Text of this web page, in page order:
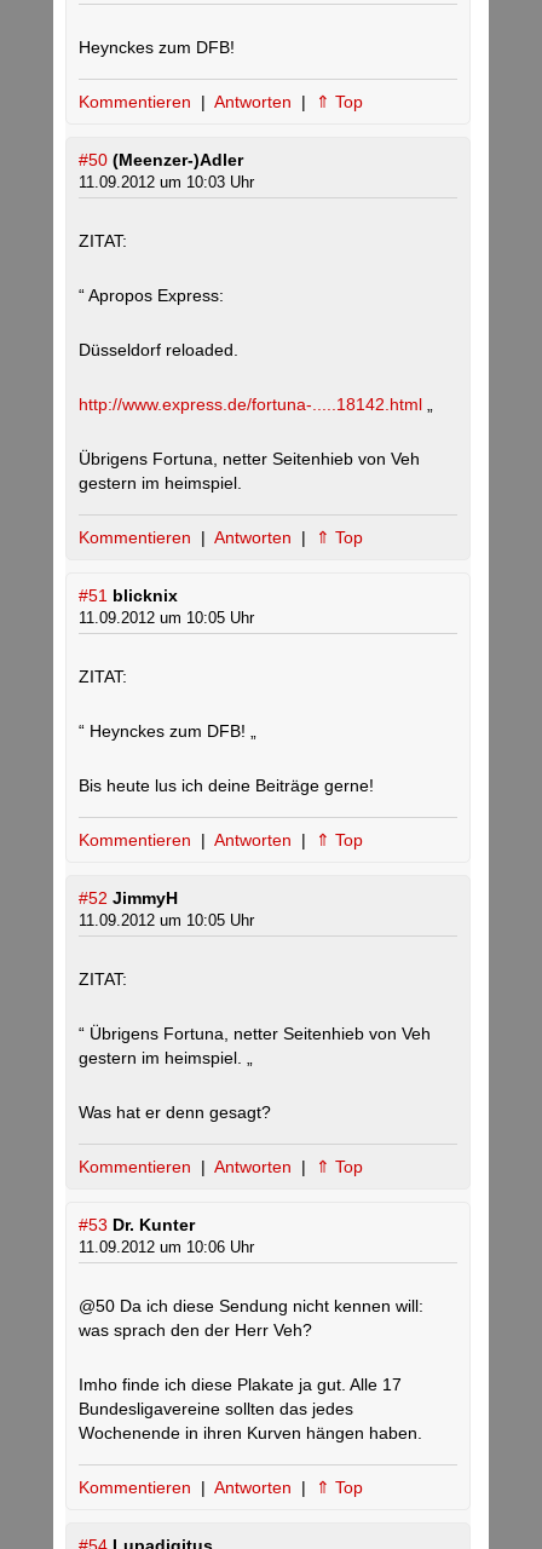
Heynckes zum DFB!
Kommentieren | Antworten | ⇑ Top
#50 (Meenzer-)Adler
11.09.2012 um 10:03 Uhr
ZITAT:
“ Apropos Express:
Düsseldorf reloaded.
http://www.express.de/fortuna-.....18142.html
Übrigens Fortuna, netter Seitenhieb von Veh
gestern im heimspiel.
Kommentieren | Antworten | ⇑ Top
#51 blicknix
11.09.2012 um 10:05 Uhr
ZITAT:
“ Heynckes zum DFB! „
Bis heute lus ich deine Beiträge gerne!
Kommentieren | Antworten | ⇑ Top
#52 JimmyH
11.09.2012 um 10:05 Uhr
ZITAT:
“ Übrigens Fortuna, netter Seitenhieb von Veh
gestern im heimspiel. „
Was hat er denn gesagt?
Kommentieren | Antworten | ⇑ Top
#53 Dr. Kunter
11.09.2012 um 10:06 Uhr
@50 Da ich diese Sendung nicht kennen will:
was sprach den der Herr Veh?
Imho finde ich diese Plakate ja gut. Alle 17
Bundesligavereine sollten das jedes
Wochenende in ihren Kurven hängen haben.
Kommentieren | Antworten | ⇑ Top